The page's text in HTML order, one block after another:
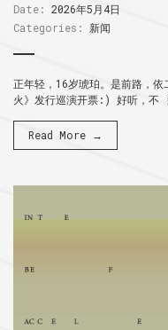
Date: 2026年5月4日
Categories:
新闻
正年轻，16岁琥珀。是前路，
火》发行巡演开票:) 好听，
Read More →